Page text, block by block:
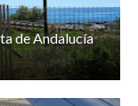
de Andalucía